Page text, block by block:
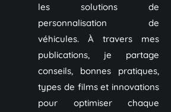
les solutions de
personnalisation de
véhicules. À travers mes
publications, je partage
conseils, bonnes pratiques,
types de films et innovations
pour optimiser chaque